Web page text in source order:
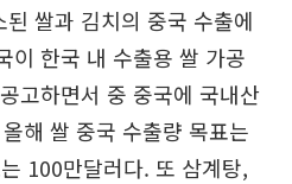
쌀과 김치의 중국 수출에
이 한국 내 수출용 쌀 가공
고하면서 중 중국에 국내산
해 쌀 중국 수출량 목표는
100만달러다. 또 삼계탕,